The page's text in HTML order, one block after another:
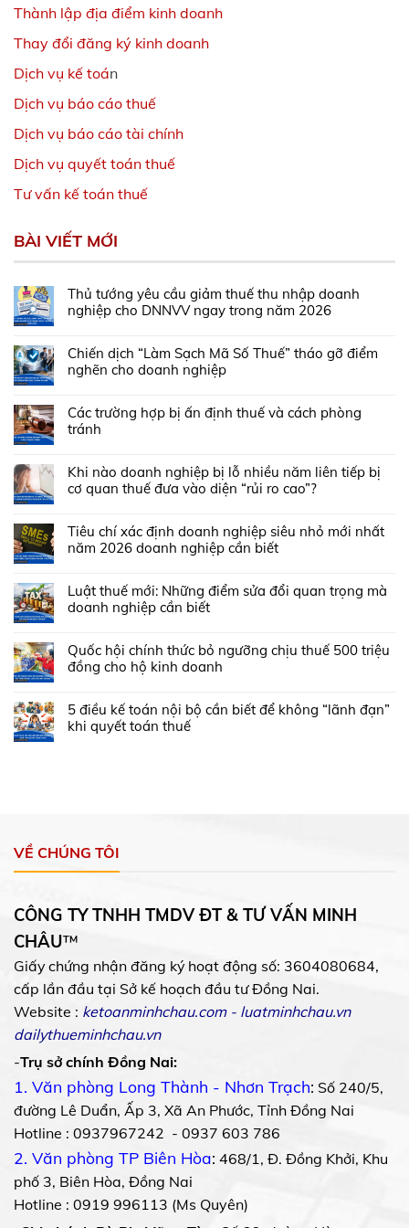
Thành lập địa điểm kinh doanh
Thay đổi đăng ký kinh doanh
Dịch vụ kế toán
Dịch vụ báo cáo thuế
Dịch vụ báo cáo tài chính
Dịch vụ quyết toán thuế
Tư vấn kế toán thuế
BÀI VIẾT MỚI
Thủ tướng yêu cầu giảm thuế thu nhập doanh
nghiệp cho DNNVV ngay trong năm 2026
Chiến dịch “Làm Sạch Mã Số Thuế” tháo gỡ điểm
nghẽn cho doanh nghiệp
Các trường hợp bị ấn định thuế và cách phòng
tránh
Khi nào doanh nghiệp bị lỗ nhiều năm liên tiếp bị
cơ quan thuế đưa vào diện “rủi ro cao”?
Tiêu chí xác định doanh nghiệp siêu nhỏ mới nhất
năm 2026 doanh nghiệp cần biết
Luật thuế mới: Những điểm sửa đổi quan trọng mà
doanh nghiệp cần biết
Quốc hội chính thức bỏ ngưỡng chịu thuế 500 triệu
đồng cho hộ kinh doanh
5 điều kế toán nội bộ cần biết để không “lãnh đạn”
khi quyết toán thuế
VỀ CHÚNG TÔI
CÔNG TY TNHH TMDV ĐT & TƯ VẤN MINH
CHÂU™
Giấy chứng nhận đăng ký hoạt động số: 3604080684,
cấp lần đầu tại Sở kế hoạch đầu tư Đồng Nai.
Website : ketoanminhchau.com- luatminhchau.vn
dailythueminhchau.vn
-Trụ sở chính Đồng Nai:
1. Văn phòng Long Thành - Nhơn Trạch: Số 240/5,
đường Lê Duẩn, Ấp 3, Xã An Phước, Tỉnh Đồng Nai
Hotline : 0937967242 - 0937 603 786
2. Văn phòng TP Biên Hòa: 468/1, Đ. Đồng Khởi, Khu
phố 3, Biên Hòa, Đồng Nai
Hotline : 0919 996113 (Ms Quyên)